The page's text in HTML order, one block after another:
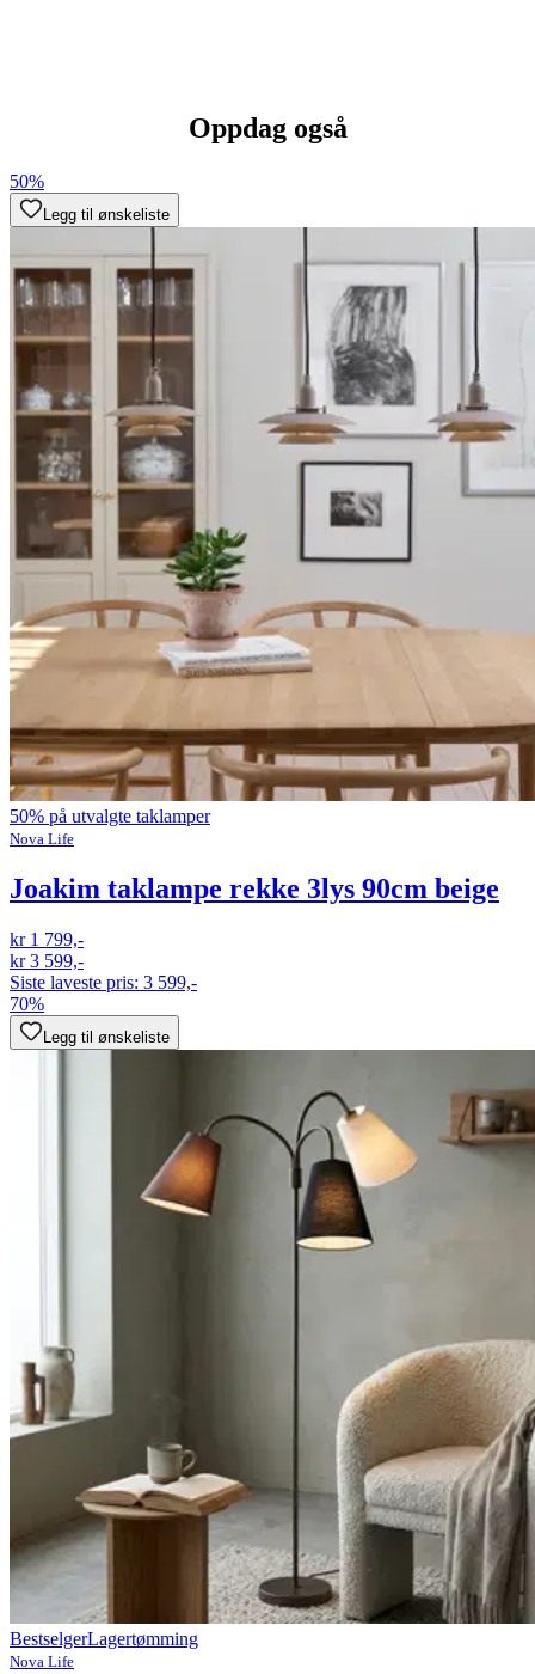
Oppdag også
50%
Legg til ønskeliste
50% på utvalgte taklamper
Nova Life
Joakim taklampe rekke 3lys 90cm beige
kr 1 799,-
kr 3 599,-
Siste laveste pris: 3 599,-
70%
Legg til ønskeliste
BestselgerLagertømming
Nova Life